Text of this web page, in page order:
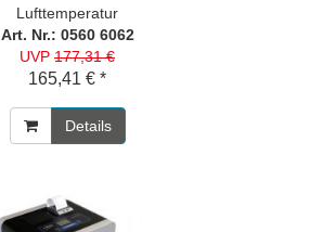
Lufttemperatur
Art. Nr.: 0560 6062
UVP 177,31 €
165,41 € *
Details